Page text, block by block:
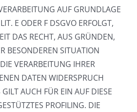
AUF GRUNDLAGE
E ODER F DSGVO ERFOLGT,
DAS RECHT, AUS GRÜNDEN,
BESONDEREN SITUATION
VERARBEITUNG IHRER
DATEN WIDERSPRUCH
AUCH FÜR EIN AUF DIESE
PROFILING. DIE